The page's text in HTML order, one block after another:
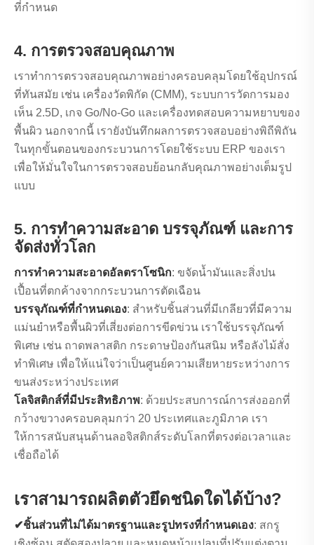
ที่กำหนด
4. การตรวจสอบคุณภาพ
เราทำการตรวจสอบคุณภาพอย่างครอบคลุมโดยใช้อุปกรณ์
ที่ทันสมัย ​​เช่น เครื่องวัดพิกัด (CMM), ระบบการวัดการมอง
เห็น 2.5D, เกจ Go/No-Go และเครื่องทดสอบความหยาบของ
พื้นผิว นอกจากนี้ เรายังบันทึกผลการตรวจสอบอย่างพิถีพิถัน
ในทุกขั้นตอนของกระบวนการโดยใช้ระบบ ERP ของเรา
เพื่อให้มั่นใจในการตรวจสอบย้อนกลับคุณภาพอย่างเต็มรูป
แบบ
5. การทำความสะอาด บรรจุภัณฑ์ และการ
จัดส่งทั่วโลก
การทำความสะอาดอัลตราโซนิก: ขจัดน้ำมันและสิ่งปน
เปื้อนที่ตกค้างจากกระบวนการตัดเฉือน
บรรจุภัณฑ์ที่กำหนดเอง: สำหรับชิ้นส่วนที่มีเกลียวที่มีความ
แม่นยำหรือพื้นผิวที่เสี่ยงต่อการขีดข่วน เราใช้บรรจุภัณฑ์
พิเศษ เช่น ถาดพลาสติก กระดาษป้องกันสนิม หรือลังไม้สั่ง
ทำพิเศษ เพื่อให้แน่ใจว่าเป็นศูนย์ความเสียหายระหว่างการ
ขนส่งระหว่างประเทศ
โลจิสติกส์ที่มีประสิทธิภาพ: ด้วยประสบการณ์การส่งออกที่
กว้างขวางครอบคลุมกว่า 20 ประเทศและภูมิภาค เรา
ให้การสนับสนุนด้านลอจิสติกส์ระดับโลกที่ตรงต่อเวลาและ
เชื่อถือได้
เราสามารถผลิตตัวยึดชนิดใดได้บ้าง?
✔ชิ้นส่วนที่ไม่ได้มาตรฐานและรูปทรงที่กำหนดเอง: สกรู